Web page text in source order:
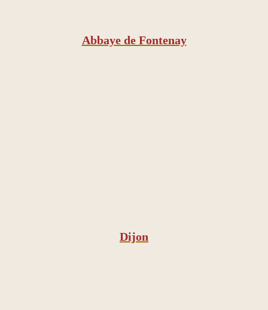
Abbaye de Fontenay
Dijon